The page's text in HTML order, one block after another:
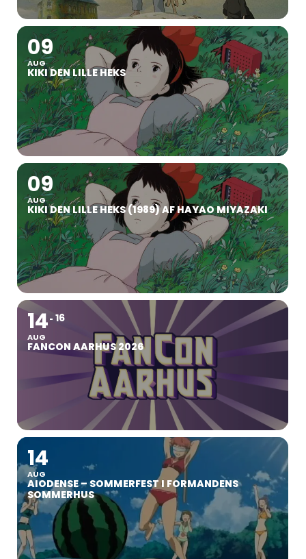
09
AUG
KIKI DEN LILLE HEKS
09
AUG
KIKI DEN LILLE HEKS (1989) AF HAYAO MIYAZAKI
14
AUG
16
FANCON AARHUS 2026
14
AUG
AIODENSE – SOMMERFEST I FORMANDENS
SOMMERHUS